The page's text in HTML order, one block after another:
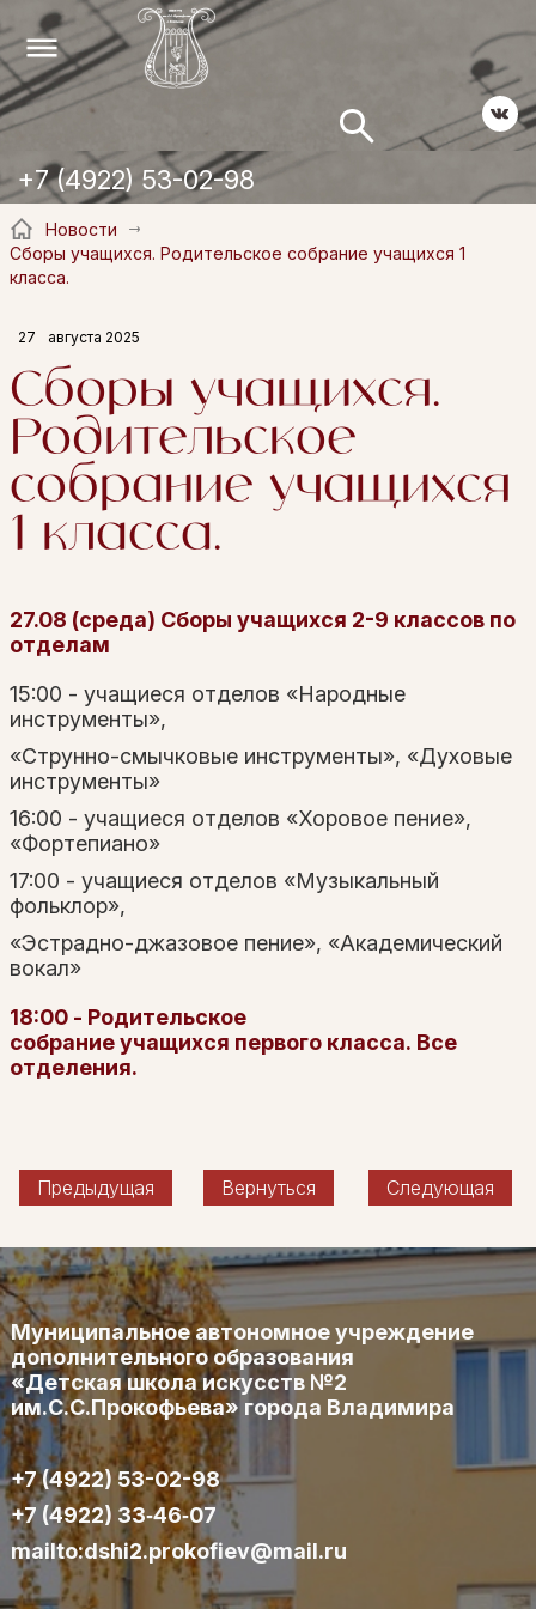
+7 (4922) 53-02-98
Новости
Сборы учащихся. Родительское собрание учащихся 1
класса.
27 августа 2025
Сборы учащихся.
Родительское
собрание учащихся
1 класса.
27.08 (среда) Сборы учащихся 2-9 классов по
отделам
15:00 - учащиеся отделов «Народные
инструменты»,
«Струнно-смычковые инструменты», «Духовые
инструменты»
16:00 - учащиеся отделов «Хоровое пение»,
«Фортепиано»
17:00 - учащиеся отделов «Музыкальный
фольклор»,
«Эстрадно-джазовое пение», «Академический
вокал»
18:00 - Родительское
собраниеучащихся первого класса. Все
отделения.
Предыдущая Вернуться Следующая
Муниципальное автономное учреждение
дополнительного образования
«Детская школа искусств №2
им.С.С.Прокофьева» города Владимира
+7 (4922) 53-02-98
+7 (4922) 33‑46‑07
mailto:dshi2.prokofiev@mail.ru